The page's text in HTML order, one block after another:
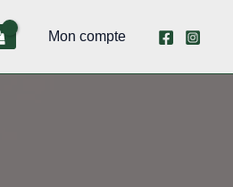
Mon compte